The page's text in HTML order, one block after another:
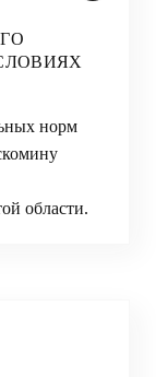
норм
области.